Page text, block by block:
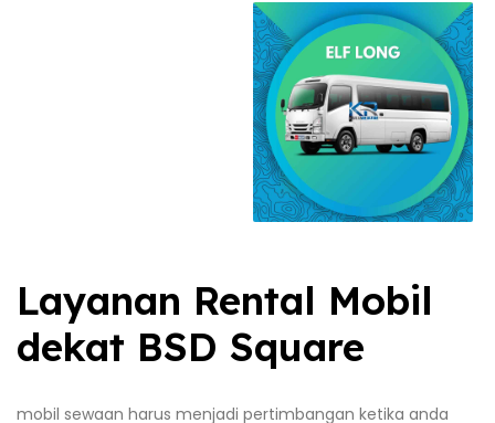
Layanan Rental Mobil
dekat BSD Square
mobil sewaan harus menjadi pertimbangan ketika anda